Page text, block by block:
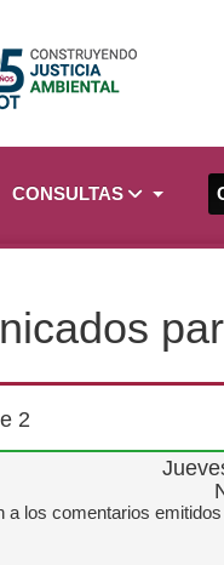
CONSULTAS
2
a los comentarios